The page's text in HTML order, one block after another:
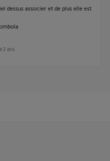
dessus associer et de plus elle est
2 ans